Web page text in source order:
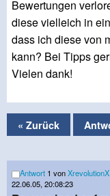
Bewertungen
diese vielleich in
dass ich diese von
kann? Bei Tipps
Vielen dank!
« Zurück
Antwort 1 vonXrevolutionX
22.06.05, 20:08:23